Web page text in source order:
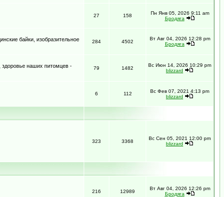
27 158
Пн Янв 05, 2026 9:11 am
Бродяга
байки, изобразительное
284 4502
Вт Авг 04, 2026 12:28 pm
Бродяга
здоровье наших питомцев -
79 1482
Вс Июн 14, 2026 10:29 pm
blizzard
6 112
Вс Фев 07, 2021 4:13 pm
blizzard
323 3368
Вс Сен 05, 2021 12:00 pm
blizzard
216 12989
Вт Авг 04, 2026 12:26 pm
Бродяга